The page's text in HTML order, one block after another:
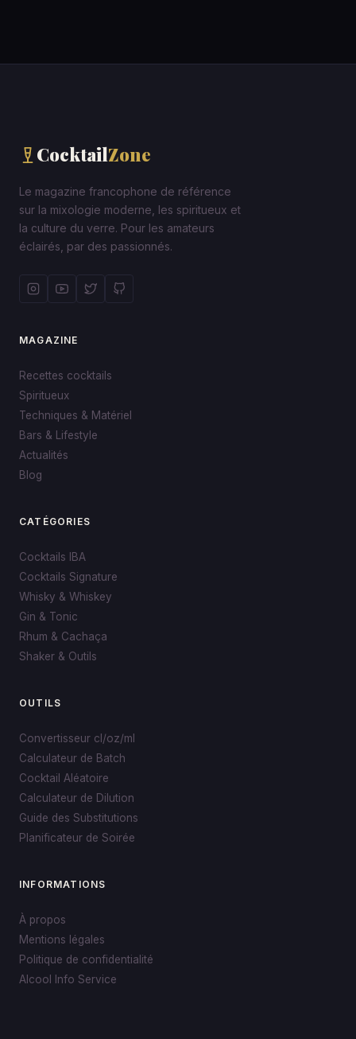
CocktailZone
Le magazine francophone de référence
sur la mixologie moderne, les spiritueux et
la culture du verre. Pour les amateurs
éclairés, par des passionnés.
MAGAZINE
Recettes cocktails
Spiritueux
Techniques & Matériel
Bars & Lifestyle
Actualités
Blog
CATÉGORIES
Cocktails IBA
Cocktails Signature
Whisky & Whiskey
Gin & Tonic
Rhum & Cachaça
Shaker & Outils
OUTILS
Convertisseur cl/oz/ml
Calculateur de Batch
Cocktail Aléatoire
Calculateur de Dilution
Guide des Substitutions
Planificateur de Soirée
INFORMATIONS
À propos
Mentions légales
Politique de confidentialité
Alcool Info Service